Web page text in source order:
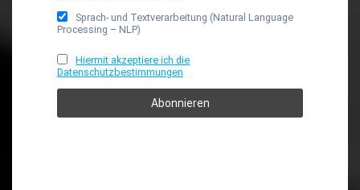
Sprach- und Textverarbeitung (Natural Language
Processing – NLP)
Hiermit akzeptiere ich die
Datenschutzbestimmungen